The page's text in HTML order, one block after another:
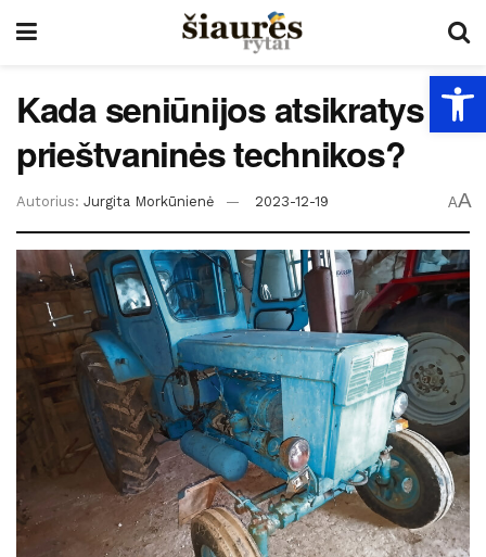
Kada seniūnijos atsikratys
prieštvaninės technikos?
Autorius: Jurgita Morkūnienė 2023-12-19 AA